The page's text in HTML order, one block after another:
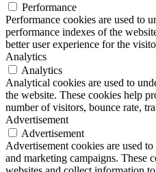
Performance
Performance cookies are used to
performance indexes of the
better user experience for the
Analytics
Analytics
Analytical cookies are used to
the website. These cookies help
number of visitors, bounce rate,
Advertisement
Advertisement
Advertisement cookies are used
and marketing campaigns. These